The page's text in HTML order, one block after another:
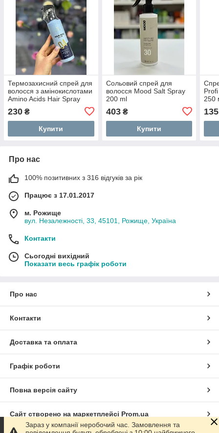
Термозахисний спрей для
волосся з амінокислотами
Amino Acids Hair Spray
230 ₴
Купити
Сольовий спрей для
волосся Mood Salt Spray
200 ml
403₴
Купити
250
135
Про нас
100% позитивних з 316 відгуків за рік
Працює з 17.01.2017
м. Рожище
вул. Незалежності, 33, 45101, Рожище, Україна
Контакти
Сьогодні вихідний
Показати весь графік роботи
Про нас
Контакти
Доставка та оплата
Графік роботи
Повна версія сайту
Сайт створено на маркетплейсі Prom.ua
Зараз у компанії неробочий час. Замовлення та